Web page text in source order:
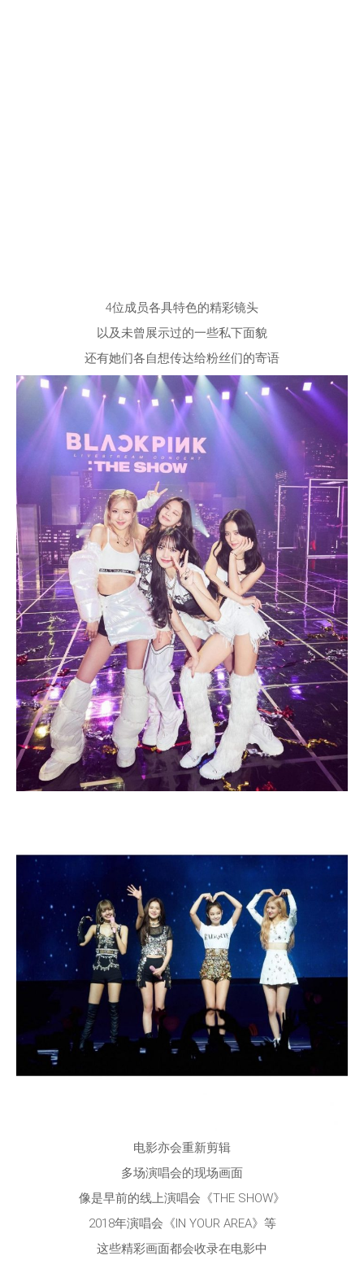
4位成员各具特色的精彩镜头
以及未曾展示过的一些私下面貌
还有她们各自想传达给粉丝们的寄语
电影亦会重新剪辑
多场演唱会的现场画面
像是早前的线上演唱会《THE SHOW》
2018年演唱会《IN YOUR AREA》等
这些精彩画面都会收录在电影中